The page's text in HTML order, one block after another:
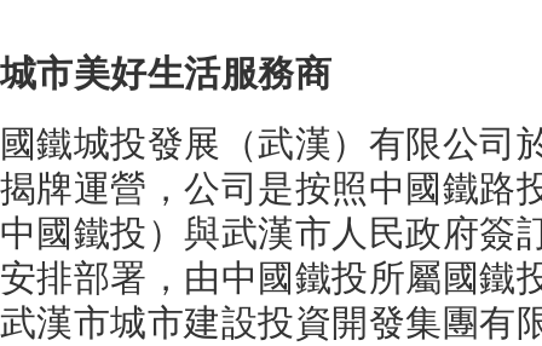
城市美好生活服務商
國鐵城投發展（武漢）有限公司
揭牌運營，公司是按照中國鐵路
中國鐵投）與武漢市人民政府簽
安排部署，由中國鐵投所屬國鐵
武漢市城市建設投資開發集團有